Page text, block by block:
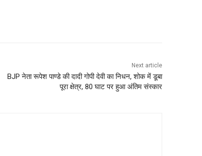
Next article
BJP नेता रूपेश पाण्डे की दादी गोपी देवी का निधन, शोक में डूबा
पूरा क्षेत्र, 80 घाट पर हुआ अंतिम संस्कार